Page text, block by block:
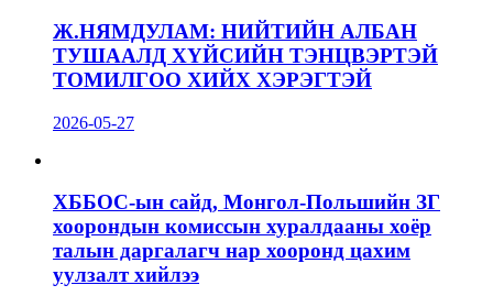
Ж.НЯМДУЛАМ: НИЙТИЙН АЛБАН
ТУШААЛД ХҮЙСИЙН ТЭНЦВЭРТЭЙ
ТОМИЛГОО ХИЙХ ХЭРЭГТЭЙ
2026-05-27
ХББОС-ын сайд, Монгол-Польшийн ЗГ
хоорондын комиссын хуралдааны хоёр
талын даргалагч нар хооронд цахим
уулзалт хийлээ